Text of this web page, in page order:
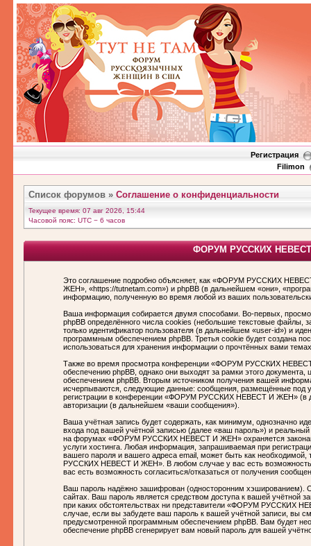
Регистрация
Filimon
Список форумов » Соглашение о конфиденциальности
Текущее время: 07 авг 2026, 15:44
Часовой пояс: UTC − 6 часов
ФОРУМ РУССКИХ НЕВЕСТ
Это соглашение подробно объясняет, как «ФОРУМ РУССКИХ
ЖЕН», «https://tutnetam.com») и phpBB (в дальнейшем «они»,
информацию, полученную во время любой из ваших
Ваша информация собирается двумя способами. Во-первых,
phpBB определённого числа cookies (небольшие текстовые
только идентификатор пользователя (в дальнейшем «user-id») и
программным обеспечением phpBB. Третья cookie будет
использоваться для хранения информации о прочтённых вами
Также во время просмотра конференции «ФОРУМ РУССКИХ
обеспечению phpBB, однако они выходят за рамки этого
обеспечением phpBB. Вторым источником получения вашей
исчерпываются, следующие данные: сообщения, размещённые под
регистрации в конференции «ФОРУМ РУССКИХ НЕВЕСТ И ЖЕН» (в
авторизации (в дальнейшем «ваши сообщения»).
Ваша учётная запись будет содержать, как минимум, однозначно
входа под вашей учётной записью (далее «ваш пароль») и
на форумах «ФОРУМ РУССКИХ НЕВЕСТ И ЖЕН» охраняется
услуги хостинга. Любая информация, запрашиваемая при
вашего пароля и вашего адреса email, может быть как
РУССКИХ НЕВЕСТ И ЖЕН». В любом случае у вас есть возможность
вас есть возможность согласиться/отказаться от получения
Ваш пароль надёжно зашифрован (односторонним хэшированием).
сайтах. Ваш пароль является средством доступа к вашей
при каких обстоятельствах ни представители «ФОРУМ РУССКИХ
случае, если вы забудете ваш пароль к вашей учётной записи, вы
предусмотренной программным обеспечением phpBB. Вам будет
обеспечение phpBB сгенерирует вам новый пароль для вашей